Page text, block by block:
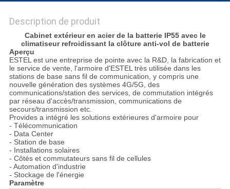
Description de produit
Cabinet extérieur en acier de la batterie IP55 avec le
climatiseur refroidissant la clôture anti-vol de batterie
Aperçu
ESTEL est une entreprise de pointe avec la R&D, la fabrication et
le service de vente, l'armoire d'ESTEL très utilisée dans les
stations de base sans fil de communication, y compris une
nouvelle génération des systèmes 4G/5G, des
communications/station des services, de commutation intégrés
par réseau d'accès/transmission, communications de
secours/transmission etc.
Provides a intégré les solutions extérieures d'armoire pour
- Télécommunication
- Data Center
- Station de base
- Installations solaires
- Côtés et commutateurs sans fil de cellules
- Automation d'industrie
- Stockage de l'énergie
Paramètre